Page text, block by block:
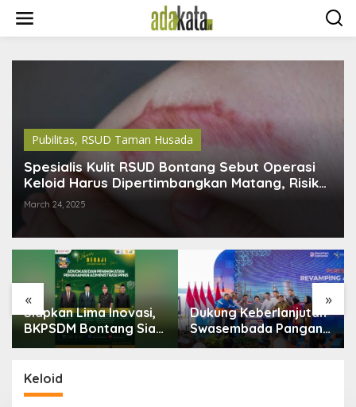
i
Pubilitas, RSUD Taman Husada
Spesialis Kulit RSUD Bontang Sebut Operasi
Keloid Harus Dipertimbangkan Matang, Risiko
Luka Baru Mengintai
March 24, 2025
« »
Dukung Keberlanjutan
Swasembada Pangan,
Pupuk Indonesia
Pabrik Tertua Pupuk
Kaltim
Bontang Lestari
Disiapkan Jadi Pusat
Industri Baru, 18
Keloid